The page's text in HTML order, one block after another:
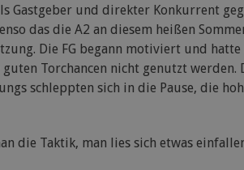
Gastgeber und direkter Konkurrent
das die A2 an diesem heißen
Die FG begann motiviert und
Torchancen nicht genutzt werden.
schleppten sich in die Pause, die
die Taktik, man lies sich etwas